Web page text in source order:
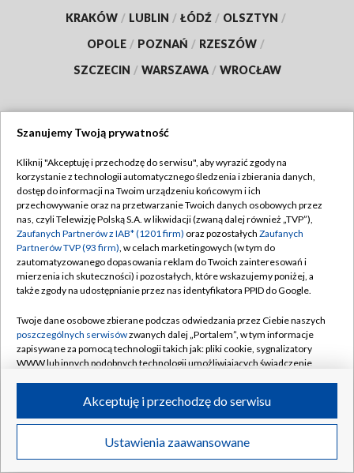
KRAKÓW / LUBLIN / ŁÓDŹ / OLSZTYN /
OPOLE / POZNAŃ / RZESZÓW /
SZCZECIN / WARSZAWA / WROCŁAW
TVP
Abonament TVP
Emisja w TVP
Centrum informacji TVP
Naziemna Telewizja Cyfrowa
Rada Programowa
System NOS
Informacje o nadawcy
Program dla prasy
Ogłoszenie przetargowe
Regulamin TVP
Polityka prywatności
Moje zgody
Pomoc
Kontakt
Kanały
©2026 Telewizja Polska S.A. w likwidacji
Szanujemy Twoją prywatność
Kliknij "Akceptuję i przechodzę do serwisu", aby wyrazić zgody na
korzystanie z technologii automatycznego śledzenia i zbierania danych,
dostęp do informacji na Twoim urządzeniu końcowym i ich
przechowywanie oraz na przetwarzanie Twoich danych osobowych przez
nas, czyli Telewizję Polską S.A. w likwidacji (zwaną dalej również „TVP”),
Zaufanych Partnerów z IAB* (1201 firm) oraz pozostałych Zaufanych
Partnerów TVP (93 firm), w celach marketingowych (w tym do
zautomatyzowanego dopasowania reklam do Twoich zainteresowań i
mierzenia ich skuteczności) i pozostałych, które wskazujemy poniżej, a
także zgody na udostępnianie przez nas identyfikatora PPID do Google.
Twoje dane osobowe zbierane podczas odwiedzania przez Ciebie naszych
poszczególnych serwisówzwanych dalej „Portalem”, w tym informacje
zapisywane za pomocą technologii takich jak: pliki cookie, sygnalizatory
WWW lub innych podobnych technologii umożliwiających świadczenie
ruchu w Internecie.
Twoje dane osobowe zbierane podczas odwiedzania przez Ciebie
poszczególnych serwisówna Portalu, takie jak adresy IP, identyfikatory
Ustawienia zaawansowane
Akceptuję i przechodzę do serwisu